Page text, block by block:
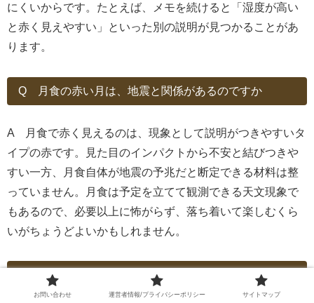
にくいからです。たとえば、メモを続けると「湿度が高い
と赤く見えやすい」といった別の説明が見つかることがあ
ります。
Q 月食の赤い月は、地震と関係があるのですか
A 月食で赤く見えるのは、現象として説明がつきやすいタ
イプの赤です。見た目のインパクトから不安と結びつきや
すい一方、月食自体が地震の予兆だと断定できる材料は整
っていません。月食は予定を立てて観測できる天文現象で
もあるので、必要以上に怖がらず、落ち着いて楽しむくら
いがちょうどよいかもしれません。
Q 赤い空や地震雲も見えたら、どうしたらいいですか
お問い合わせ 運営者情報/プライバシーポリシー サイトマップ